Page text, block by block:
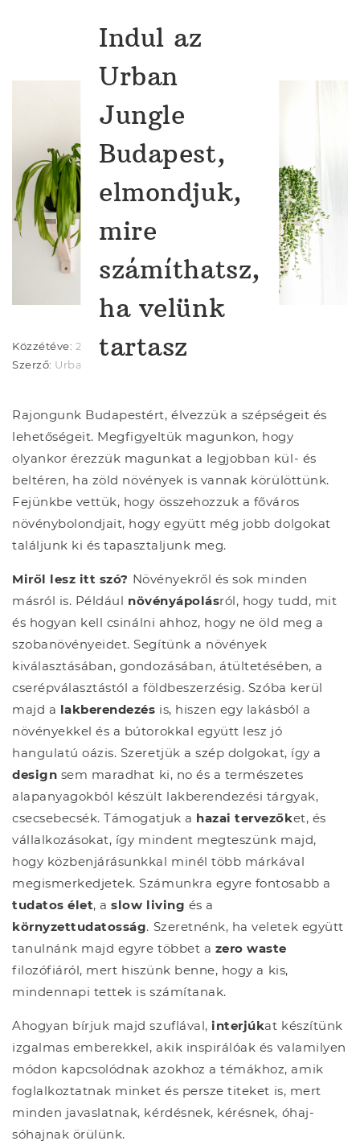
Indul az
Urban
Jungle
Budapest,
elmondjuk,
mire
számíthatsz,
ha velünk
tartasz
Közzétéve: 2018-07-20
Szerző: Urban Jungle Budapest
Rajongunk Budapestért, élvezzük a szépségeit és
lehetőségeit. Megfigyeltük magunkon, hogy
olyankor érezzük magunkat a legjobban kül- és
beltéren, ha zöld növények is vannak körülöttünk.
Fejünkbe vettük, hogy összehozzuk a főváros
növénybolondjait, hogy együtt még jobb dolgokat
találjunk ki és tapasztaljunk meg.
Miről lesz itt szó? Növényekről és sok minden
másról is. Például növényápolásról, hogy tudd, mit
és hogyan kell csinálni ahhoz, hogy ne öld meg a
szobanövényeidet. Segítünk a növények
kiválasztásában, gondozásában, átültetésében, a
cserépválasztástól a földbeszerzésig. Szóba kerül
majd a lakberendezés is, hiszen egy lakásból a
növényekkel és a bútorokkal együtt lesz jó
hangulatú oázis. Szeretjük a szép dolgokat, így a
design sem maradhat ki, no és a természetes
alapanyagokból készült lakberendezési tárgyak,
csecsebecsék. Támogatjuk a hazai tervezőket, és
vállalkozásokat, így mindent megteszünk majd,
hogy közbenjárásunkkal minél több márkával
megismerkedjetek. Számunkra egyre fontosabb a
tudatos élet, aslow living és a
környzettudatosság. Szeretnénk, ha veletek együtt
tanulnánk majd egyre többet a zero waste
filozófiáról, mert hiszünk benne, hogy a kis,
mindennapi tettek is számítanak.
Ahogyan bírjuk majd szuflával, interjúkat készítünk
izgalmas emberekkel, akik inspirálóak és valamilyen
módon kapcsolódnak azokhoz a témákhoz, amik
foglalkoztatnak minket és persze titeket is, mert
minden javaslatnak, kérdésnek, kérésnek, óhaj-
sóhajnak örülünk.